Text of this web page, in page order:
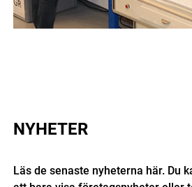
NYHETER
Läs de senaste nyheterna här. Du